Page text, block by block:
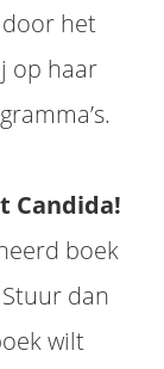
het
op haar
Candida!
boek
dan
wilt